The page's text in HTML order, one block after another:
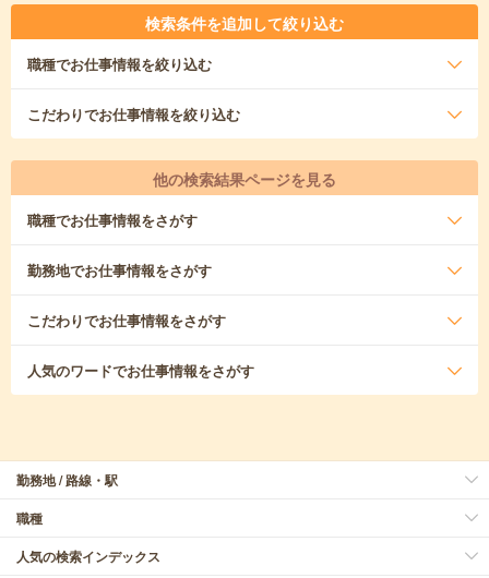
検索条件を追加して絞り込む
職種でお仕事情報を絞り込む
こだわりでお仕事情報を絞り込む
他の検索結果ページを見る
職種でお仕事情報をさがす
勤務地でお仕事情報をさがす
こだわりでお仕事情報をさがす
人気のワードでお仕事情報をさがす
勤務地 / 路線・駅
職種
人気の検索インデックス